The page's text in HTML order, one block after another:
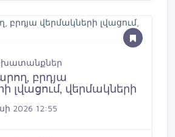
բրդյա
լվացում, վերմակների
2026 12:55